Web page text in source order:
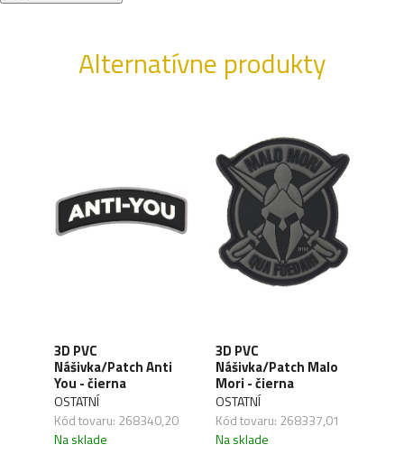
Alternatívne produkty
3D PVC
Nášivka/Patch Anti
You - čierna
OSTATNÍ
Kód tovaru: 268340,20
Na sklade
3D PVC
Nášivka/Patch Malo
Mori - čierna
OSTATNÍ
Kód tovaru: 268337,01
Na sklade